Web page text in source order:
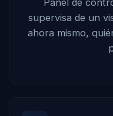
supervisa de un
ahora mismo,